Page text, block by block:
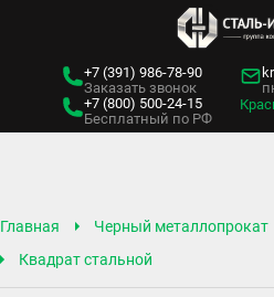
+7 (391) 986-78-90
Заказать звонок
+7 (800) 500-24-15
Бесплатный по РФ
Главная Черный металлопрокат
Квадрат стальной